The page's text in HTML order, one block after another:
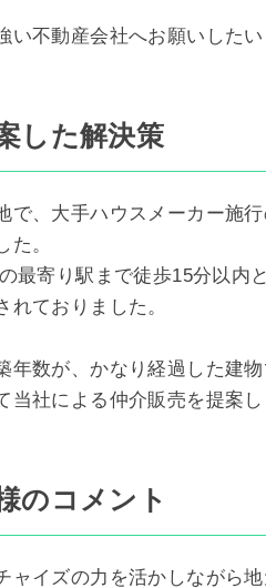
い不動産会社へお願いした
した解決策
で、大手ハウスメーカー施
た。
最寄り駅まで徒歩15分以内
れておりました。
年数が、かなり経過した建
当社による仲介販売を提案し
のコメント
ャイズの力を活かしながら